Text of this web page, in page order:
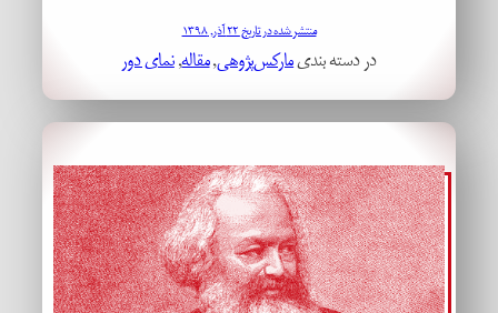
منتشر شده در تاریخ ۲۲ آذر, ۱۳۹۸
در دسته بندیمارکس‌پژوهی, مقاله, نمای دور